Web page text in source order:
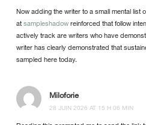
Now adding the writer to a small mental list
atsampleshadowreinforced that follow
actively track are writers who have
writer has clearly demonstrated that
sampled here today.
Miloforie
28 JUIN 2026 AT 15 H 06 MIN